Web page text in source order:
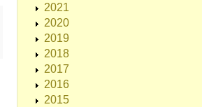
2021
2020
2019
2018
2017
2016
2015